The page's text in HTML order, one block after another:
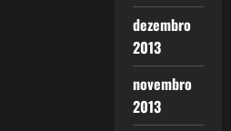
dezembro
2013
novembro
2013